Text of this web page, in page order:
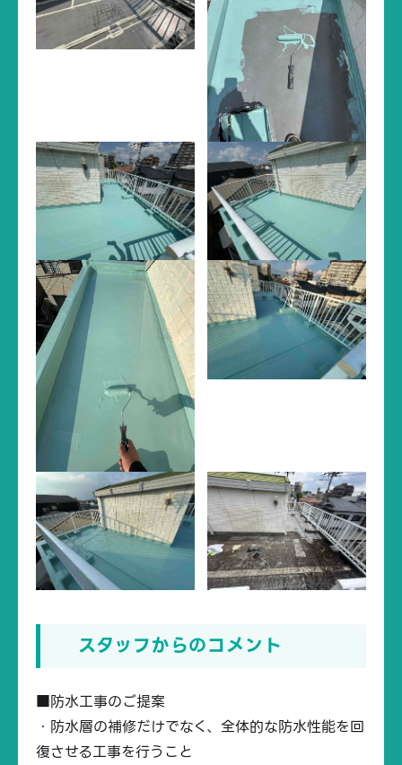
スタッフからのコメント
■防水工事のご提案
・防水層の補修だけでなく、全体的な防水性能を回
復させる工事を行うこと